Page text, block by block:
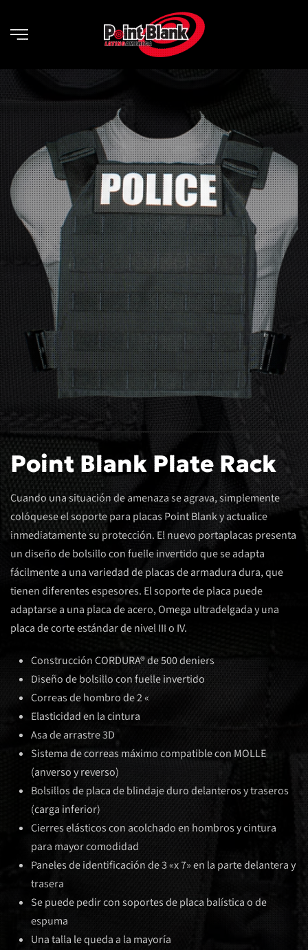
Skip to main content
Point Blank Plate Rack
Cuando una situación de amenaza se agrava, simplemente
colóquese el soporte para placas Point Blank y actualice
inmediatamente su protección. El nuevo portaplacas presenta
un diseño de bolsillo con fuelle invertido que se adapta
fácilmente a una variedad de placas de armadura dura, que
tienen diferentes espesores. El soporte de placa puede
adaptarse a una placa de acero, Omega ultradelgada y una
placa de corte estándar de nivel III o IV.
Construcción CORDURA® de 500 deniers
Diseño de bolsillo con fuelle invertido
Correas de hombro de 2 «
Elasticidad en la cintura
Asa de arrastre 3D
Sistema de correas máximo compatible con MOLLE
(anverso y reverso)
Bolsillos de placa de blindaje duro delanteros y traseros
(carga inferior)
Cierres elásticos con acolchado en hombros y cintura
para mayor comodidad
Paneles de identificación de 3 «x 7» en la parte delantera y
trasera
Se puede pedir con soportes de placa balística o de
espuma
Una talla le queda a la mayoría